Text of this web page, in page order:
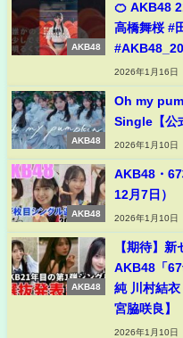
AKB48
🍊 AKB48
高橋舞桜 #
2026年1月16日
AKB48
Oh my
Single【公
2026年1月10日
AKB48
AKB48・
12月7日）
2026年1月10日
AKB48
【期待】
AKB48「
純 川村結
宮脇咲良】
2026年1月10日